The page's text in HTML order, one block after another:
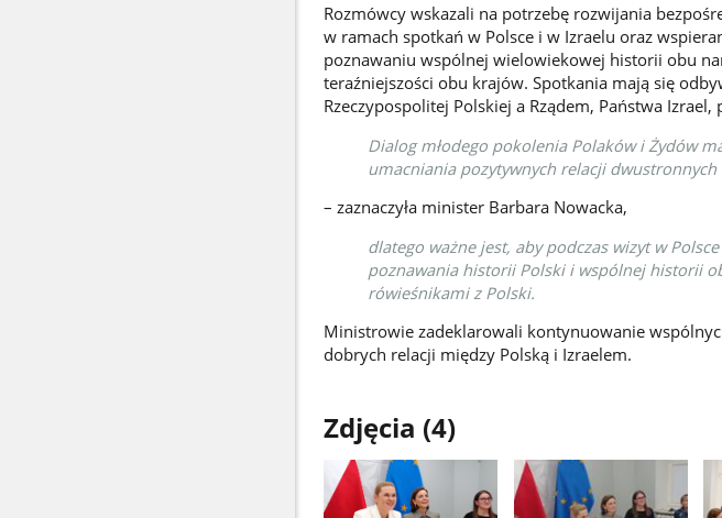
Rozmówcy wskazali na potrzebę rozwijania
w ramach spotkań w Polsce i w Izraelu oraz
poznawaniu wspólnej wielowiekowej historii obu
teraźniejszości obu krajów. Spotkania mają się
Rzeczypospolitej Polskiej a Rządem, Państwa
Dialog młodego pokolenia Polaków i Żydów
umacniania pozytywnych relacji dwustronnych
– zaznaczyła minister Barbara Nowacka,
dlatego ważne jest, aby podczas wizyt w
poznawania historii Polski i wspólnej historii
rówieśnikami z Polski.
Ministrowie zadeklarowali kontynuowanie
dobrych relacji między Polską i Izraelem.
Zdjęcia (4)